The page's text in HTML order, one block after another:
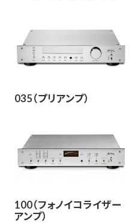
035（プリアンプ）
100（フォノイコライザー
アンプ）